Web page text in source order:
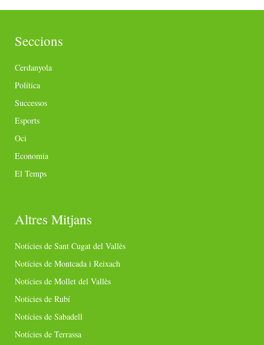
Seccions
Cerdanyola
Política
Successos
Esports
Oci
Economia
El Temps
Altres Mitjans
Notícies de Sant Cugat del Vallès
Notícies de Montcada i Reixach
Notícies de Mollet del Vallès
Notícies de Rubí
Notícies de Sabadell
Notícies de Terrassa